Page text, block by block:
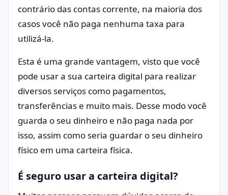
contrário das contas corrente, na maioria dos
casos você não paga nenhuma taxa para
utilizá-la.
Esta é uma grande vantagem, visto que você
pode usar a sua carteira digital para realizar
diversos serviços como pagamentos,
transferências e muito mais. Desse modo você
guarda o seu dinheiro e não paga nada por
isso, assim como seria guardar o seu dinheiro
físico em uma carteira física.
É seguro usar a carteira digital?